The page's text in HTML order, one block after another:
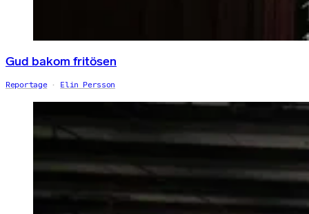
Gud bakom fritösen
Reportage Elin Persson